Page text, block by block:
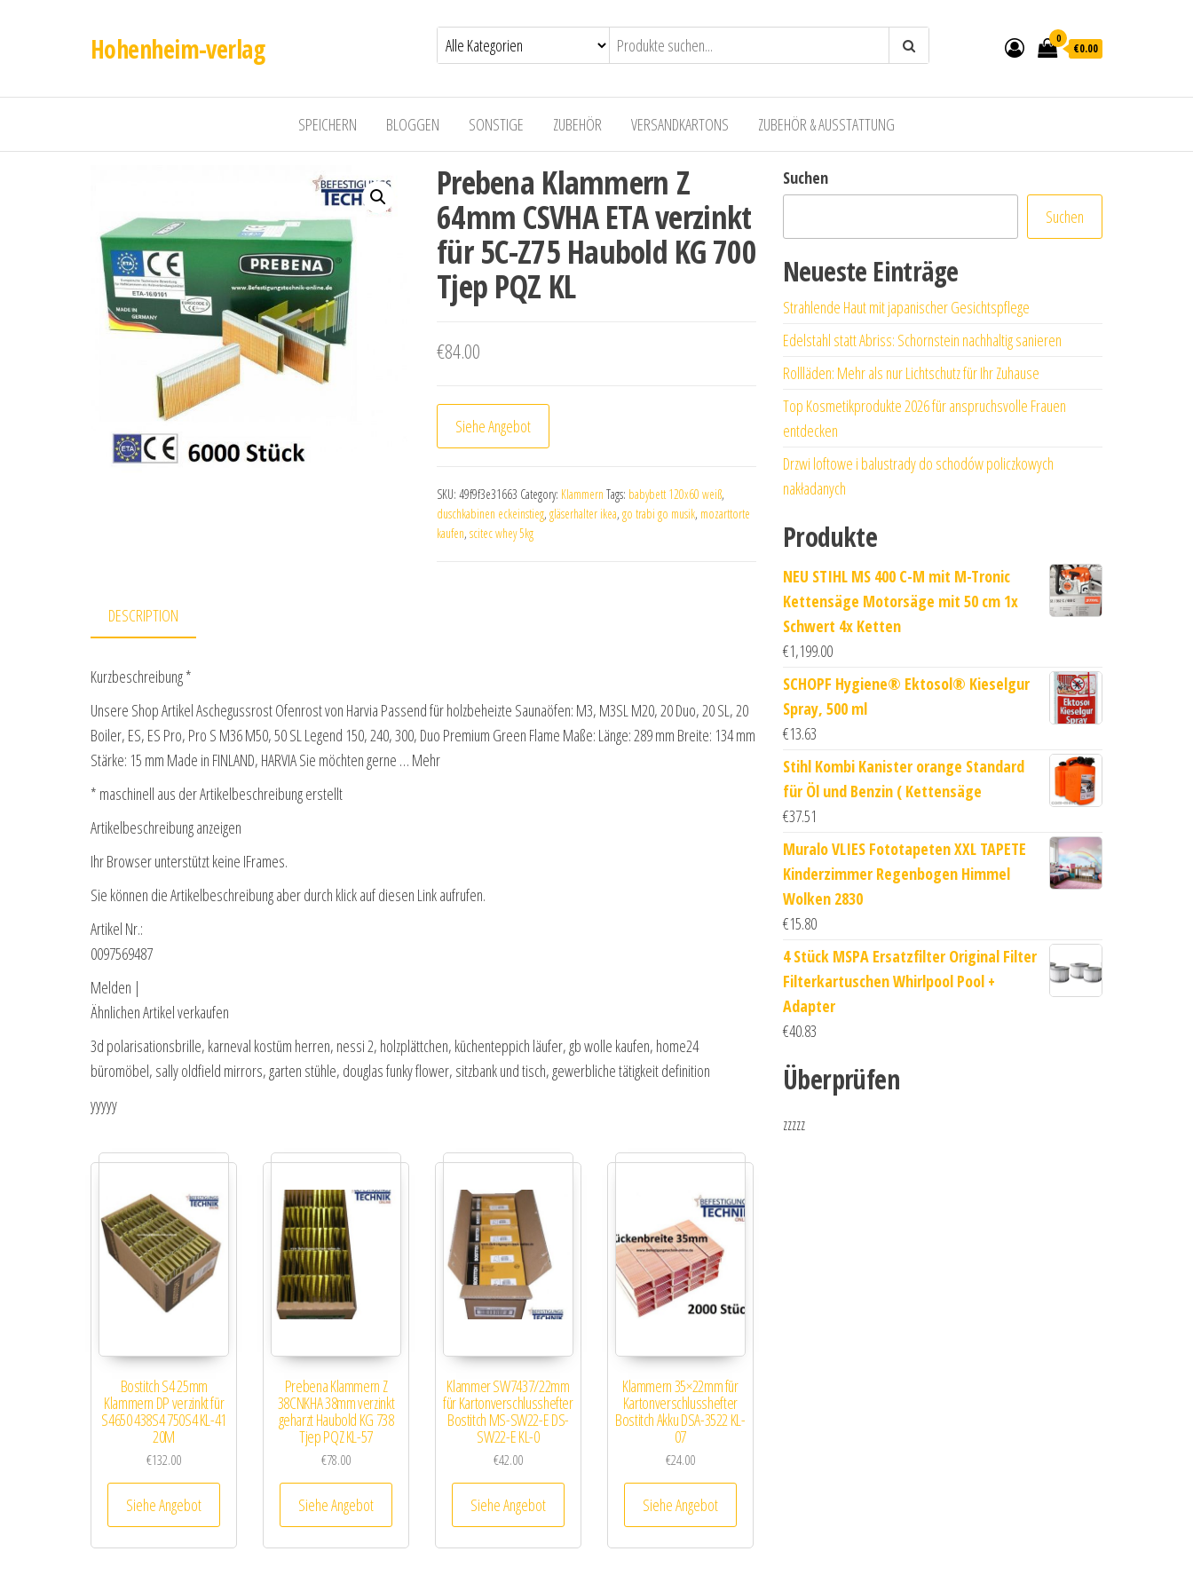
Hohenheim-verlag 0
€0.00
SPEICHERN BLOGGEN SONSTIGE ZUBEHÖR VERSANDKARTONS ZUBEHÖR & AUSSTATTUNG
Prebena Klammern Z
64mm CSVHA ETA verzinkt
für 5C-Z75 Haubold KG 700
Tjep PQZ KL
€84.00
Siehe Angebot
SKU: 49f9f3e31663 Category: Klammern Tags: babybett 120x60 weiß,
duschkabinen eckeinstieg, gläserhalter ikea, go trabi go musik, mozarttorte
kaufen, scitec whey 5kg
DESCRIPTION
Kurzbeschreibung *
Unsere Shop Artikel Aschegussrost Ofenrost von Harvia Passend für holzbeheizte Saunaöfen: M3, M3SL M20, 20 Duo, 20 SL, 20
Boiler, ES, ES Pro, Pro S M36 M50, 50 SL Legend 150, 240, 300, Duo Premium Green Flame Maße: Länge: 289 mm Breite: 134 mm
Stärke: 15 mm Made in FINLAND, HARVIA Sie möchten gerne … Mehr
* maschinell aus der Artikelbeschreibung erstellt
Artikelbeschreibung anzeigen
Ihr Browser unterstützt keine IFrames.
Sie können die Artikelbeschreibung aber durch klick auf diesen Link aufrufen.
Artikel Nr.:
0097569487
Melden |
Ähnlichen Artikel verkaufen
3d polarisationsbrille, karneval kostüm herren, nessi 2, holzplättchen, küchenteppich läufer, gb wolle kaufen, home24
büromöbel, sally oldfield mirrors, garten stühle, douglas funky flower, sitzbank und tisch, gewerbliche tätigkeit definition
yyyyy
Bostitch S4 25mm
Klammern DP verzinkt für
S4650 438S4 750S4 KL-41
20M
€132.00
Siehe Angebot
Prebena Klammern Z
38CNKHA 38mm verzinkt
geharzt Haubold KG 738
Tjep PQZ KL-57
€78.00
Siehe Angebot
Klammer SW7437/22mm
für Kartonverschlusshefter
Bostitch MS-SW22-E DS-
SW22-E KL-0
€42.00
Siehe Angebot
Klammern 35×22mm für
Kartonverschlusshefter
Bostitch Akku DSA-3522 KL-
07
€24.00
Siehe Angebot
Suchen
Suchen
Neueste Einträge
Strahlende Haut mit japanischer Gesichtspflege
Edelstahl statt Abriss: Schornstein nachhaltig sanieren
Rollläden: Mehr als nur Lichtschutz für Ihr Zuhause
Top Kosmetikprodukte 2026 für anspruchsvolle Frauen
entdecken
Drzwi loftowe i balustrady do schodów policzkowych
nakładanych
Produkte
NEU STIHL MS 400 C-M mit M-Tronic
Kettensäge Motorsäge mit 50 cm 1x
Schwert 4x Ketten
€1,199.00
SCHOPF Hygiene® Ektosol® Kieselgur
Spray, 500 ml
€13.63
Stihl Kombi Kanister orange Standard
für Öl und Benzin ( Kettensäge
€37.51
Muralo VLIES Fototapeten XXL TAPETE
Kinderzimmer Regenbogen Himmel
Wolken 2830
€15.80
4 Stück MSPA Ersatzfilter Original Filter
Filterkartuschen Whirlpool Pool +
Adapter
€40.83
Überprüfen
zzzzz